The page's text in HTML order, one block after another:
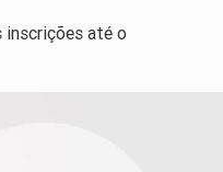
inscrições até o